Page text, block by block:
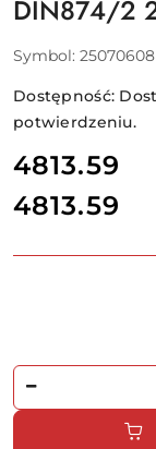
DIN874/2
Symbol: 25070608
Dostępność:
potwierdzeniu.
cena:
4813.59
Cena:
4813.59
Ilość